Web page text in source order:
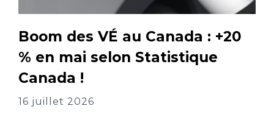
Boom des VÉ au Canada : +20
% en mai selon Statistique
Canada !
16 juillet 2026